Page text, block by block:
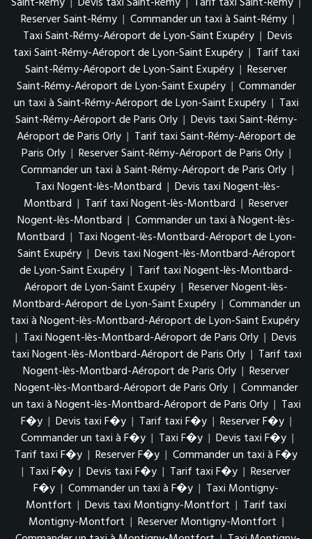
Reserver Saint-Rémy | Commander un taxi à Saint-Rémy |
Taxi Saint-Rémy-Aéroport de Lyon-Saint Exupéry | Devis
taxi Saint-Rémy-Aéroport de Lyon-Saint Exupéry | Tarif taxi
Saint-Rémy-Aéroport de Lyon-Saint Exupéry | Reserver
Saint-Rémy-Aéroport de Lyon-Saint Exupéry | Commander
un taxi à Saint-Rémy-Aéroport de Lyon-Saint Exupéry | Taxi
Saint-Rémy-Aéroport de Paris Orly | Devis taxi Saint-Rémy-
Aéroport de Paris Orly | Tarif taxi Saint-Rémy-Aéroport de
Paris Orly | Reserver Saint-Rémy-Aéroport de Paris Orly |
Commander un taxi à Saint-Rémy-Aéroport de Paris Orly |
Taxi Nogent-lès-Montbard | Devis taxi Nogent-lès-
Montbard | Tarif taxi Nogent-lès-Montbard | Reserver
Nogent-lès-Montbard | Commander un taxi à Nogent-lès-
Montbard | Taxi Nogent-lès-Montbard-Aéroport de Lyon-
Saint Exupéry | Devis taxi Nogent-lès-Montbard-Aéroport
de Lyon-Saint Exupéry | Tarif taxi Nogent-lès-Montbard-
Aéroport de Lyon-Saint Exupéry | Reserver Nogent-lès-
Montbard-Aéroport de Lyon-Saint Exupéry | Commander un
taxi à Nogent-lès-Montbard-Aéroport de Lyon-Saint Exupéry
| Taxi Nogent-lès-Montbard-Aéroport de Paris Orly | Devis
taxi Nogent-lès-Montbard-Aéroport de Paris Orly | Tarif taxi
Nogent-lès-Montbard-Aéroport de Paris Orly | Reserver
Nogent-lès-Montbard-Aéroport de Paris Orly | Commander
un taxi à Nogent-lès-Montbard-Aéroport de Paris Orly | Taxi
F�y | Devis taxi F�y | Tarif taxi F�y | Reserver F�y |
Commander un taxi à F�y | Taxi F�y | Devis taxi F�y |
Tarif taxi F�y | Reserver F�y | Commander un taxi à F�y
| Taxi F�y | Devis taxi F�y | Tarif taxi F�y | Reserver
F�y | Commander un taxi à F�y | Taxi Montigny-
Montfort | Devis taxi Montigny-Montfort | Tarif taxi
Montigny-Montfort | Reserver Montigny-Montfort |